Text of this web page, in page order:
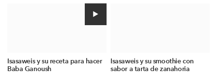
Isasaweis y su receta para hacer
Baba Ganoush
Isasaweis y su smoothie con
sabor a tarta de zanahoria